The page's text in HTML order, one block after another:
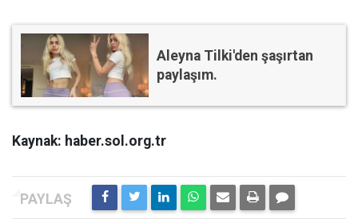
Aleyna Tilki'den şaşırtan
paylaşım.
Kaynak: haber.sol.org.tr